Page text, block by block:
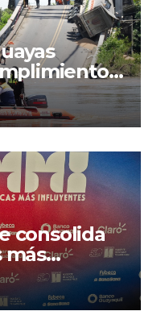
y
en
consolida
más